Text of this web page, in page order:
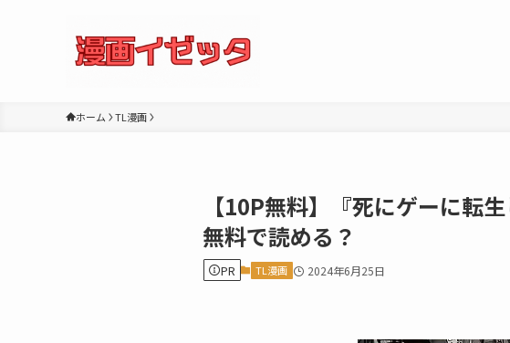
ホーム TL漫画
【10P無料】『死にゲーに転
無料で読める？
PR TL漫画 2024年6月25日